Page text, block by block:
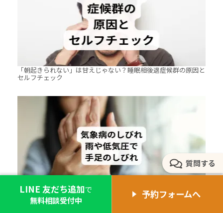
「朝起きられない」は甘えじゃない？睡眠相後退症候群の原因と
セルフチェック
気象病のしびれ｜雨や低気圧で手足のしびれ
LINE 友だち追加で
無料相談受付中
予約フォームへ
質問する